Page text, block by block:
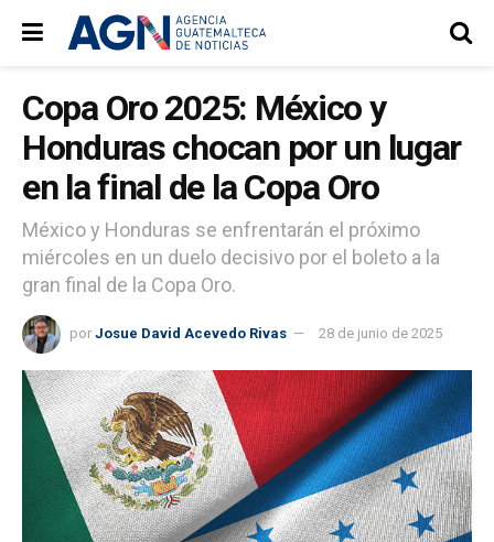
Copa Oro 2025: México y
Honduras chocan por un lugar
en la final de la Copa Oro
México y Honduras se enfrentarán el próximo
miércoles en un duelo decisivo por el boleto a la
gran final de la Copa Oro.
por Josue David Acevedo Rivas 28 de junio de 2025